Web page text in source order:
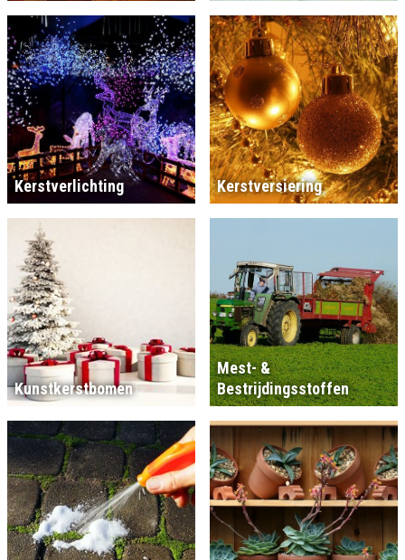
Kerstverlichting Kerstversiering
Kunstkerstbomen
Mest- &
Bestrijdingsstoffen